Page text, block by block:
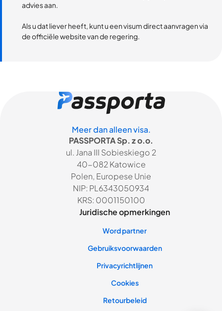
advies aan.
Als u dat liever heeft, kunt u een visum direct aanvragen via
de officiële website van de regering.
Meer dan alleen visa.
PASSPORTA Sp. z o.o.
ul. Jana III Sobieskiego 2
40-082 Katowice
Polen, Europese Unie
NIP: PL6343050934
KRS: 0001150100
Juridische opmerkingen
Word partner
Gebruiksvoorwaarden
Privacyrichtlijnen
Cookies
Retourbeleid